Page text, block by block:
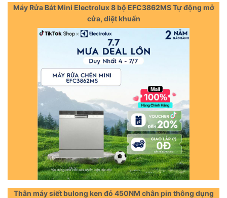
Máy Rửa Bát Mini Electrolux 8 bộ EFC3862MS Tự động mở
cửa, diệt khuẩn
Thân máy siết bulong ken đỏ 450NM chân pin thông dụng